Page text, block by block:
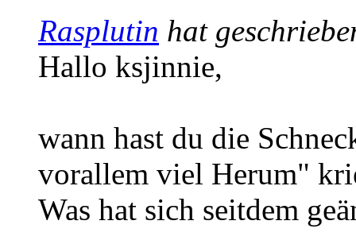
Rasplutin hat
Hallo ksjinnie,
wann hast du die
vorallem viel Herum"
Was hat sich seitdem